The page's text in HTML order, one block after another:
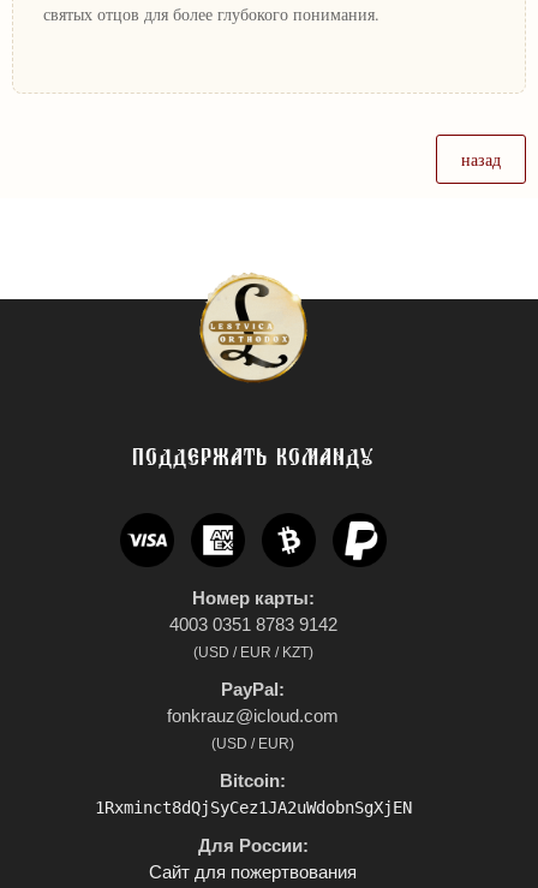
святых отцов для более глубокого понимания.
назад
ПОДДЕРЖАТЬ КОМАНДУ
Номер карты:
4003 0351 8783 9142
(USD / EUR / KZT)
PayPal:
fonkrauz@icloud.com
(USD / EUR)
Bitcoin:
1Rxminct8dQjSyCez1JA2uWdobnSgXjEN
Для России:
Сайт для пожертвования